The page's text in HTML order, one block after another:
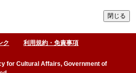
ク
利用規約・免責事項
for Cultural Affairs, Government of